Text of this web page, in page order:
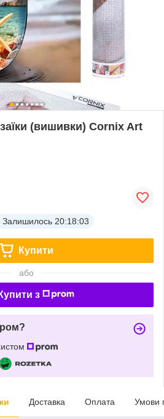
(вишивки) Cornix Art
Залишилось 20:18:02
Купити
або
Купити з
Доставка Оплата Умови